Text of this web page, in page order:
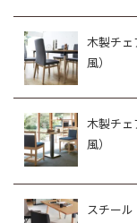
木製チェ
風）
木製チェ
風）
スチール